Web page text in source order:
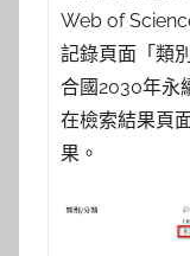
Web of
記錄頁面「類
合國2030年永
在檢索結果頁
果。